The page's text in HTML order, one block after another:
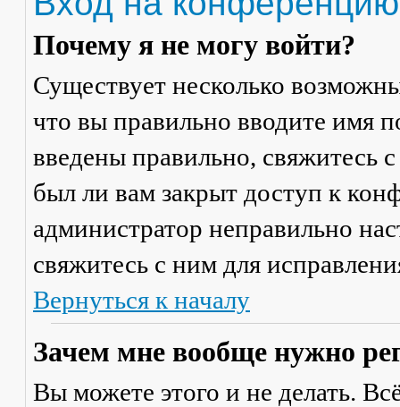
Почему я не могу войти?
Существует несколько
что вы правильно вводите имя
введены правильно, свяжитесь
был ли вам закрыт доступ к
администратор неправильно
свяжитесь с ним для
Вернуться к началу
Зачем мне вообще нужно
Вы можете этого и не делать.